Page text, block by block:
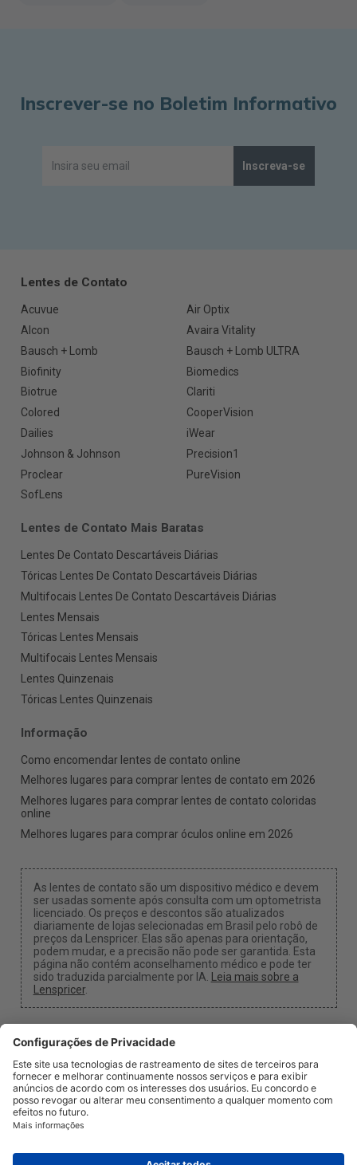
Inscrever-se no Boletim Informativo
Inscreva-se
Lentes de Contato
Acuvue
Air Optix
Alcon
Avaira Vitality
Bausch + Lomb
Bausch + Lomb ULTRA
Biofinity
Biomedics
Biotrue
Clariti
Colored
CooperVision
Dailies
iWear
Johnson & Johnson
Precision1
Proclear
PureVision
SofLens
Lentes de Contato Mais Baratas
Lentes De Contato Descartáveis Diárias
Tóricas Lentes De Contato Descartáveis Diárias
Multifocais Lentes De Contato Descartáveis Diárias
Lentes Mensais
Tóricas Lentes Mensais
Multifocais Lentes Mensais
Lentes Quinzenais
Tóricas Lentes Quinzenais
Informação
Como encomendar lentes de contato online
Melhores lugares para comprar lentes de contato em 2026
Melhores lugares para comprar lentes de contato coloridas
online
Melhores lugares para comprar óculos online em 2026
As lentes de contato são um dispositivo médico e devem
ser usadas somente após consulta com um optometrista
licenciado. Os preços e descontos são atualizados
diariamente de lojas selecionadas em Brasil pelo robô de
preços da Lenspricer. Elas são apenas para orientação,
podem mudar, e a precisão não pode ser garantida. Esta
página não contém aconselhamento médico e pode ter
sido traduzida parcialmente por IA.
Leia mais sobre a
Lenspricer.
Configurações de Cookies
Podemos receber uma comissão se você usar um dos
Informação